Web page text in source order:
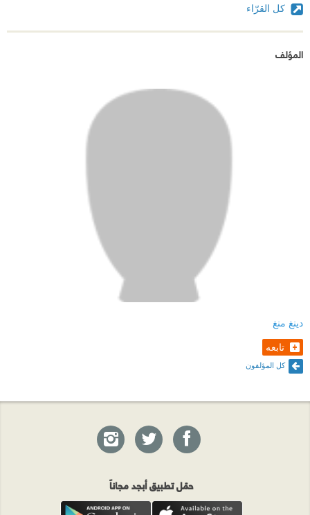
كل القرّاء
المؤلف
دينغ منغ
تابعه
كل المؤلفون
حمّل تطبيق أبجد مجاناً